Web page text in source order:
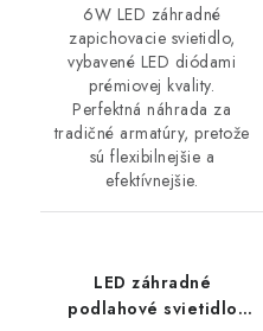
6W LED záhradné
zapichovacie svietidlo,
vybavené LED diódami
prémiovej kvality.
Perfektná náhrada za
tradičné armatúry, pretože
sú flexibilnejšie a
efektívnejšie.
LED záhradné
podlahové svietidlo